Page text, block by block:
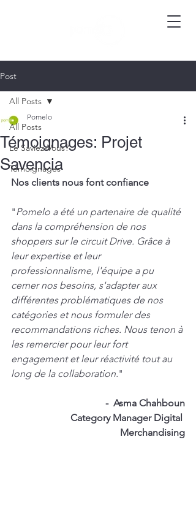
Post
All Posts
Le Saviez-Vous?
Témoignages
All Posts
Témoignages: Projet
Savencia
Pomelo
Nos clients nous font confiance
"Pomelo a été un partenaire de qualité
dans la compréhension de nos
shoppers sur le circuit Drive. Grâce à
leur expertise et leur
professionnalisme, l'équipe a pu
cerner nos besoins, s'adapter aux
différentes problématiques de nos
catégories et nous formuler des
recommandations riches. Nous tenon à
les remercier pour leur fort
engagement et leur réactivité tout au
long de la collaboration."
-  Asma Chahboun
Category Manager Digital
Merchandising